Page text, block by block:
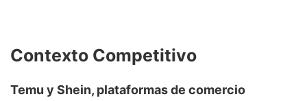
Contexto Competitivo
Temu y Shein, plataformas de comercio